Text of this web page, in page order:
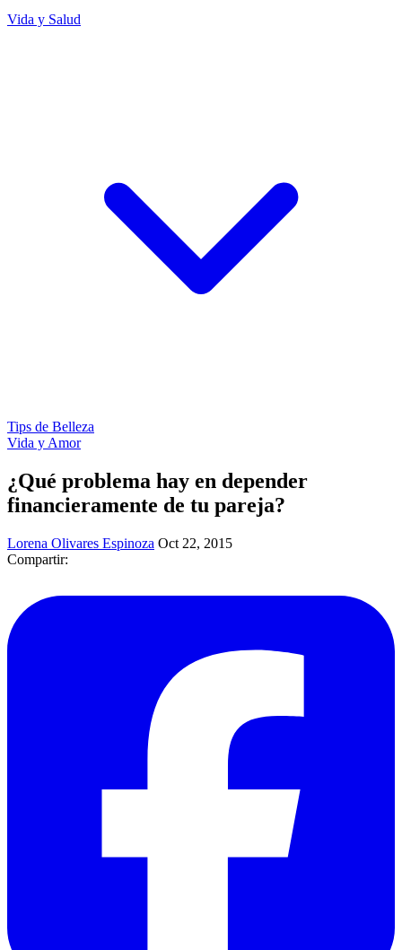
Vida y Salud
Tips de Belleza
Vida y Amor
¿Qué problema hay en depender
financieramente de tu pareja?
Lorena Olivares Espinoza Oct 22, 2015
Compartir: